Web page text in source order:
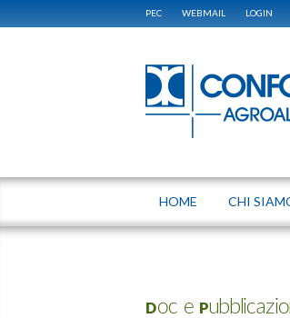
PEC WEBMAIL LOGIN
HOME CHI
Doc e